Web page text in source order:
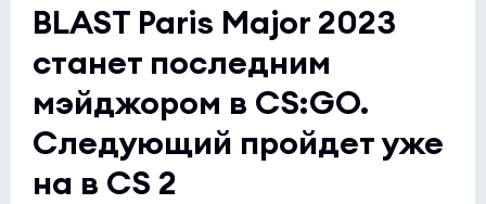
BLAST Paris Major 2023
станет последним
мэйджором в CS:GO.
Следующий пройдет уже
на в CS 2